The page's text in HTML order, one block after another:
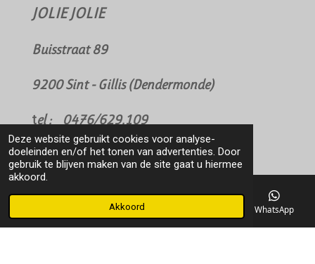
Deze website gebruikt cookies voor analyse-
doeleinden en/of het tonen van advertenties. Door
gebruik te blijven maken van de site gaat u hiermee
akkoord.
Akkoord
JOLIE JOLIE
Buisstraat 89
9200 Sint - Gillis (Dendermonde)
tel : 0476/629.109
E-mail: jolien.neerinckx88@gmail.com
Telefoonnummer WhatsApp